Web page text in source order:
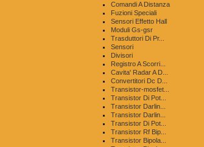
Comandi A Distanza
Fuzioni Speciali
Sensori Effetto Hall
Moduli Gs-gsr
Trasduttori Di Pr...
Sensori
Divisori
Registro A Scorri...
Cavita' Radar A D...
Convertitori Dc D...
Transistor-mosfet...
Transistor Di Pot...
Transistor Darlin...
Transistor Darlin...
Transistor Di Pot...
Transistor Rf Bip...
Transistor Bipola...